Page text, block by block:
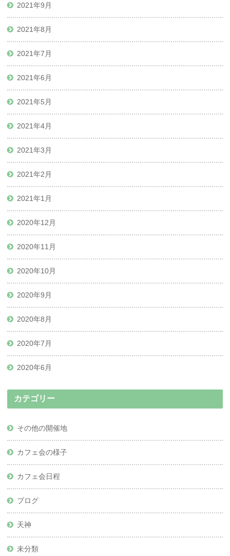
2021年9月
2021年8月
2021年7月
2021年6月
2021年5月
2021年4月
2021年3月
2021年2月
2021年1月
2020年12月
2020年11月
2020年10月
2020年9月
2020年8月
2020年7月
2020年6月
カテゴリー
その他の開催地
カフェ会の様子
カフェ会日程
ブログ
天神
未分類